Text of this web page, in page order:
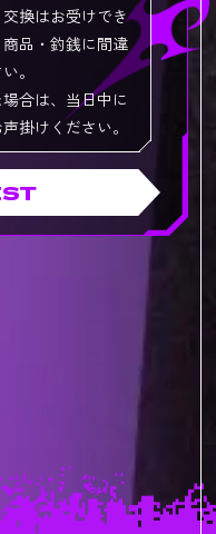
換はお受けでき
品・釣銭に間違
。
合は、当日中に
掛けください。